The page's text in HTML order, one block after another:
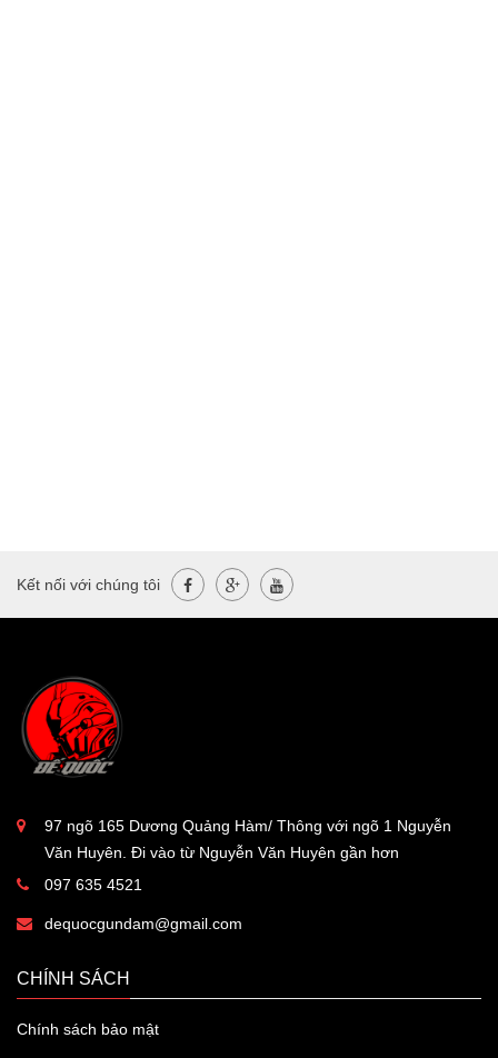
Kết nối với chúng tôi
97 ngõ 165 Dương Quảng Hàm/ Thông với ngõ 1 Nguyễn
Văn Huyên. Đi vào từ Nguyễn Văn Huyên gần hơn
097 635 4521
dequocgundam@gmail.com
CHÍNH SÁCH
Chính sách bảo mật